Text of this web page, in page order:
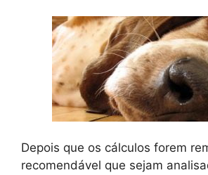
Depois que os cálculos forem
recomendável que sejam